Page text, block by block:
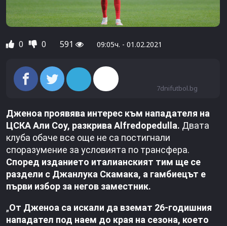
0 0 591 09:05ч. - 01.02.2021
7dnifutbol.bg
Дженоа проявява интерес към нападателя на
ЦСКА Али Соу, разкрива Аlfredopedulla. Двата
клуба обаче все още не са постигнали
споразумение за условията по трансфера.
Според изданието италианският тим ще се
раздели с Джанлука Скамака, а гамбиецът е
първи избор за негов заместник.
„От Дженоа са искали да вземат 26-годишния
нападател под наем до края на сезона, което